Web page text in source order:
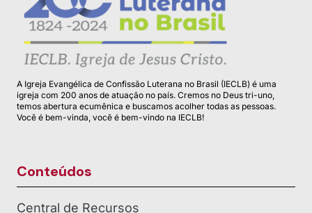
A Igreja Evangélica de Confissão Luterana no Brasil (IECLB) é uma
igreja com 200 anos de atuação no país. Cremos no Deus tri-uno,
temos abertura ecumênica e buscamos acolher todas as pessoas.
Você é bem-vinda, você é bem-vindo na IECLB!
Conteúdos
Central de Recursos